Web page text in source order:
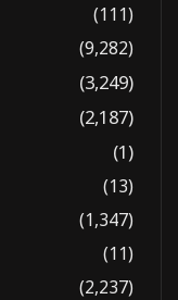
(111)
(9,282)
(3,249)
(2,187)
(1)
(13)
(1,347)
(11)
(2,237)